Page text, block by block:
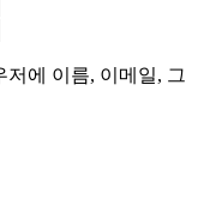
에 이름, 이메일, 그